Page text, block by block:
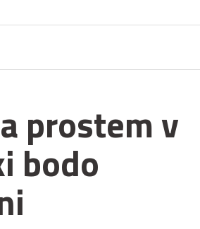
prostem v
bodo